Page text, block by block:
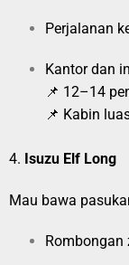
Perjalanan
Kantor dan
📌 12–14
📌 Kabin
4. Isuzu Elf Long
Mau bawa
Rombongan